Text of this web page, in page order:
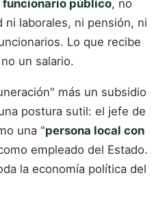
funcionario público, no
laborales, ni pensión, ni
Lo que recibe
un salario.
más un subsidio
postura sutil: el jefe de
una "persona local con
empleado del Estado.
la economía política del